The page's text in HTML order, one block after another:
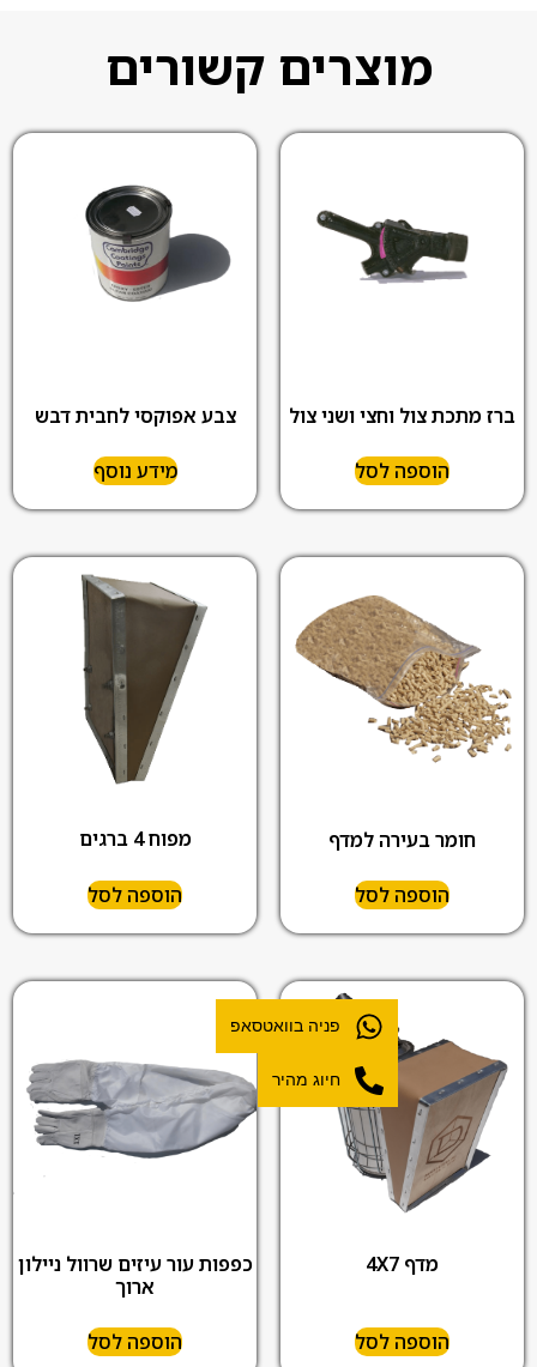
מוצרים קשורים
ברז מתכת צול וחצי ושני צול
הוספה לסל
צבע אפוקסי לחבית דבש
מידע נוסף
חומר בעירה למדף
הוספה לסל
מפוח 4 ברגים
הוספה לסל
מדף 4X7
הוספה לסל
כפפות עור עיזים שרוול ניילון
ארוך
הוספה לסל
פניה בוואטסאפ
חיוג מהיר